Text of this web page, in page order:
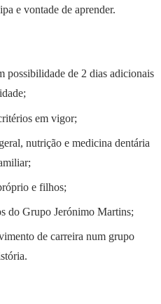
e vontade de aprender.
possibilidade de 2 dias adicionais
em vigor;
nutrição e medicina dentária
e filhos;
do Grupo Jerónimo Martins;
de carreira num grupo